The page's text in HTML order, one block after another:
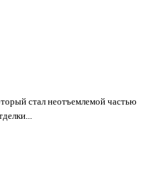
стал неотъемлемой частью